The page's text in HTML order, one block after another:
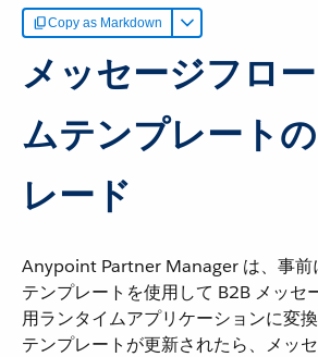
Copy as Markdown
メッセージフロ
ムテンプレート
レード
Anypoint Partner Manager は、事前
テンプレートを使用して B2B メッセ
用ランタイムアプリケーションに変
テンプレートが更新されたら、メッ